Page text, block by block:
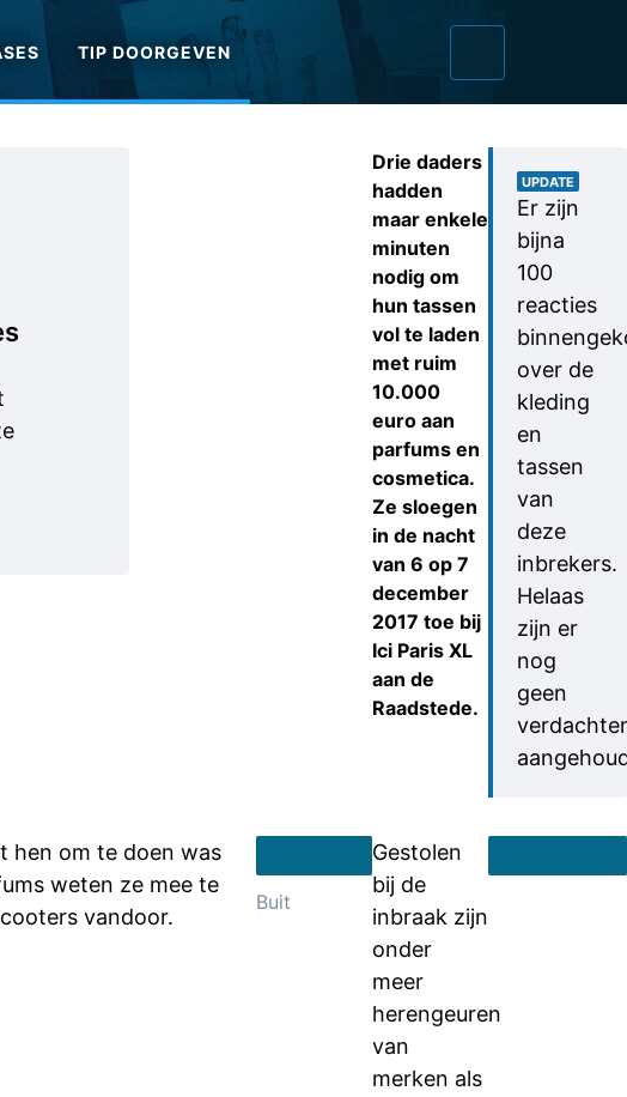
TIP DOORGEVEN
Drie daders
hadden
maar enkele
minuten
nodig om
hun tassen
vol te laden
met ruim
10.000
euro aan
parfums en
cosmetica.
Ze sloegen
in de nacht
van 6 op 7
december
2017 toe bij
Ici Paris XL
aan de
Raadstede.
UPDATE
Er zijn
bijna
100
reacties
over de
kleding
en
tassen
van
deze
inbrekers.
Helaas
zijn er
nog
geen
hen om te doen was
weten ze mee te
vandoor.
Buit
Gestolen
bij de
inbraak zijn
onder
meer
herengeuren
van
merken als